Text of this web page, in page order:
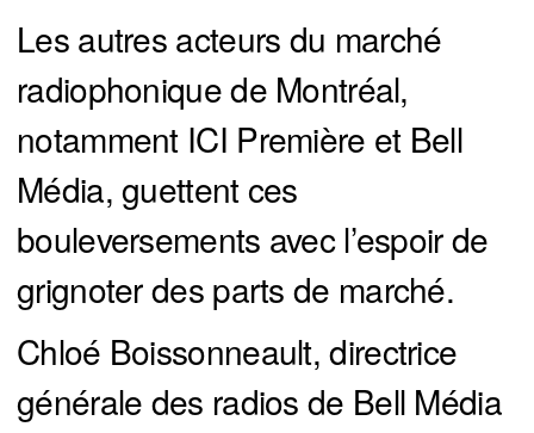
Les autres acteurs du marché
radiophonique de Montréal,
notamment ICI Première et Bell
Média, guettent ces
bouleversements avec l’espoir de
grignoter des parts de marché.
Chloé Boissonneault, directrice
générale des radios de Bell Média